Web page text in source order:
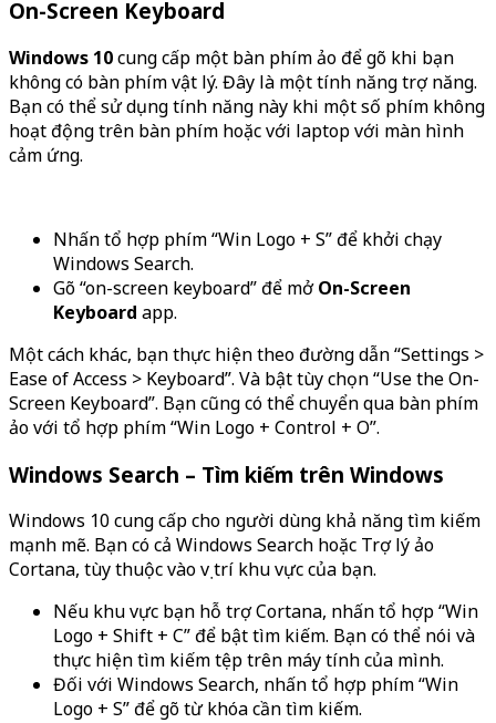
On-Screen Keyboard
Windows 10cung cấp một bàn phím ảo để gõ khi bạn
không có bàn phím vật lý. Đây là một tính năng trợ năng.
Bạn có thể sử dụng tính năng này khi một số phím không
hoạt động trên bàn phím hoặc với laptop với màn hình
cảm ứng.
Nhấn tổ hợp phím “Win Logo + S” để khởi chạy
Windows Search.
Gõ “on-screen keyboard” để mởOn-Screen
Keyboard app.
Một cách khác, bạn thực hiện theo đường dẫn “Settings >
Ease of Access > Keyboard”. Và bật tùy chọn “Use the On-
Screen Keyboard”. Bạn cũng có thể chuyển qua bàn phím
ảo với tổ hợp phím “Win Logo + Control + O”.
Windows Search – Tìm kiếm trên Windows
Windows 10 cung cấp cho người dùng khả năng tìm kiếm
mạnh mẽ. Bạn có cả Windows Search hoặc Trợ lý ảo
Cortana, tùy thuộc vào vị trí khu vực của bạn.
Nếu khu vực bạn hỗ trợ Cortana, nhấn tổ hợp “Win
Logo + Shift + C” để bật tìm kiếm. Bạn có thể nói và
thực hiện tìm kiếm tệp trên máy tính của mình.
Đối với Windows Search, nhấn tổ hợp phím “Win
Logo + S” để gõ từ khóa cần tìm kiếm.